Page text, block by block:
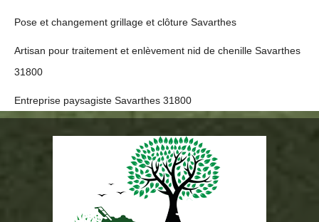
Pose et changement grillage et clôture Savarthes
Artisan pour traitement et enlèvement nid de chenille Savarthes
31800
Entreprise paysagiste Savarthes 31800